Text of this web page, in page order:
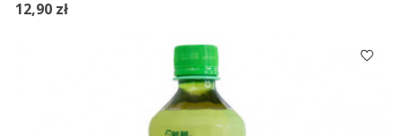
12,90 zł